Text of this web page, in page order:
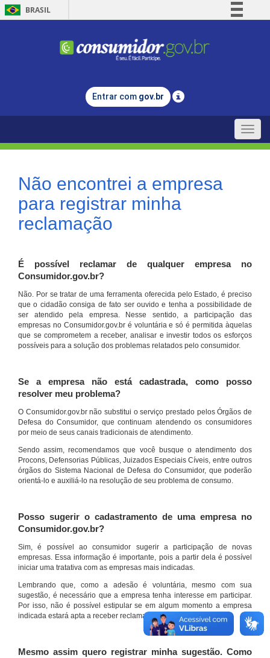
BRASIL
Comunica BR
Legislação
Entrar com gov.br
Toggle
Não encontrei a empresa
para registrar minha
reclamação
É possível reclamar de qualquer empresa no
Consumidor.gov.br?
Não. Por se tratar de uma ferramenta oferecida pelo Estado, é preciso
que o cidadão consiga de fato ser ouvido e tenha a possibilidade de
ser atendido pela empresa. Nesse sentido, a participação das
empresas no Consumidor.gov.br é voluntária e só é permitida àquelas
que se comprometem a receber, analisar e investir todos os esforços
possíveis para a solução dos problemas relatados pelo consumidor.
Se a empresa não está cadastrada, como posso
resolver meu problema?
O Consumidor.gov.br não substitui o serviço prestado pelos Órgãos de
Defesa do Consumidor, que continuam atendendo os consumidores
por meio de seus canais tradicionais de atendimento.
Sendo assim, recomendamos que você busque o atendimento dos
Procons, Defensorias Públicas, Juizados Especiais Cíveis, entre outros
órgãos do Sistema Nacional de Defesa do Consumidor, que poderão
orientá-lo e auxiliá-lo na resolução de seu problema de consumo.
Posso sugerir o cadastramento de uma empresa no
Consumidor.gov.br?
Sim, é possível ao consumidor sugerir a participação de novas
empresas. Essa informação é importante, pois a partir dela é possível
iniciar uma tratativa com as empresas mais indicadas.
Lembrando que, como a adesão é voluntária, mesmo com sua
sugestão, é necessário que a empresa tenha interesse em participar.
Por isso, não é possível estipular se em algum momento a empresa
indicada estará apta a receber reclamações por meio do site.
Mesmo assim quero registrar minha sugestão. Como